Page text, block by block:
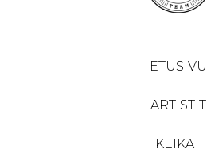
ETUSIVU
ARTISTIT
KEIKAT